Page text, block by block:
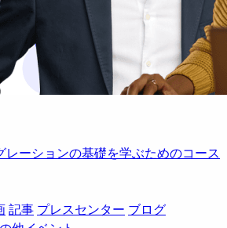
ーションの基礎を学ぶためのコース
記事 プレスセンター ブログ